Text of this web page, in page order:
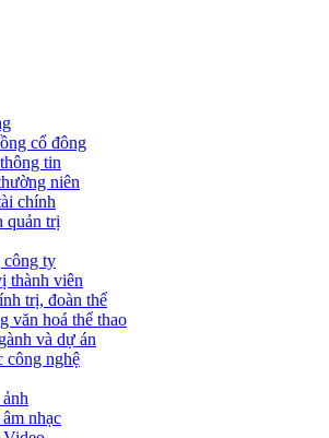
cổ đông
tin
niên
chính
quản trị
ty
thành viên
trị, đoàn thể
văn hoá thể thao
và dự án
công nghệ
nhạc